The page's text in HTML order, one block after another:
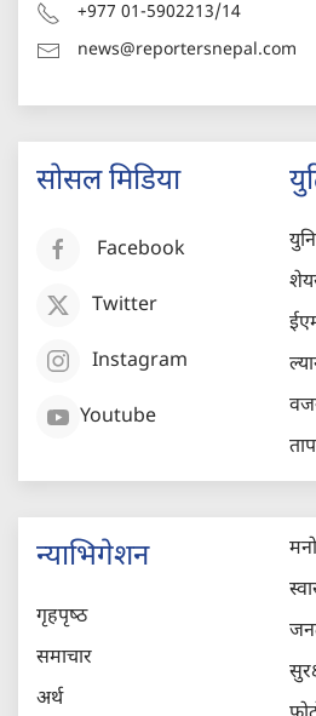
+977 01-5902213/14
news@reportersnepal.com
सोसल मिडिया
Facebook
Twitter
Instagram
Youtube
न्याभिगेशन
गृहपृष्‍ठ
समाचार
अर्थ